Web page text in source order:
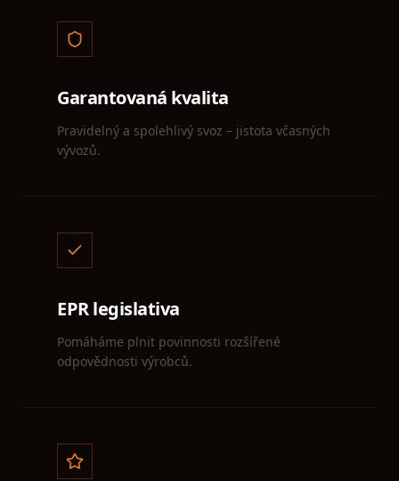
Garantovaná kvalita
Pravidelný a spolehlivý svoz – jistota včasných
vývozů.
EPR legislativa
Pomáháme plnit povinnosti rozšířené
odpovědnosti výrobců.